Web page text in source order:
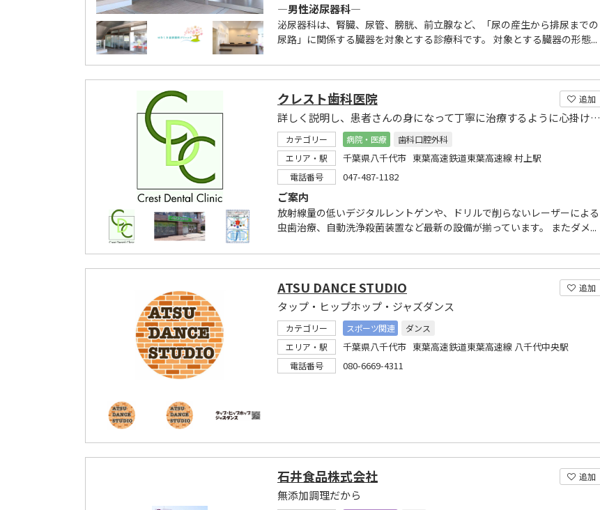
―男性泌尿器科―
泌尿器科は、腎臓、尿管、膀胱、前立腺など、「尿の産生から排尿までの
尿路」に関係する臓器を対象とする診療科です。 対象とする臓器の形態...
追加
クレスト歯科医院
詳しく説明し、患者さんの身になって丁寧に治療するように心掛けて頑張っています
カテゴリー 病院・医療
歯科口腔外科
エリア・駅
千葉県八千代市 東葉高速鉄道東葉高速線 村上駅
電話番号 047-487-1182
ご案内
放射線量の低いデジタルレントゲンや、ドリルで削らないレーザーによる
虫歯治療、自動洗浄殺菌装置など最新の設備が揃っています。 またダメ...
追加
ATSU DANCE STUDIO
タップ・ヒップホップ・ジャズダンス
カテゴリー スポーツ関連
ダンス
エリア・駅
千葉県八千代市 東葉高速鉄道東葉高速線 八千代中央駅
電話番号 080-6669-4311
追加
石井食品株式会社
無添加調理だから